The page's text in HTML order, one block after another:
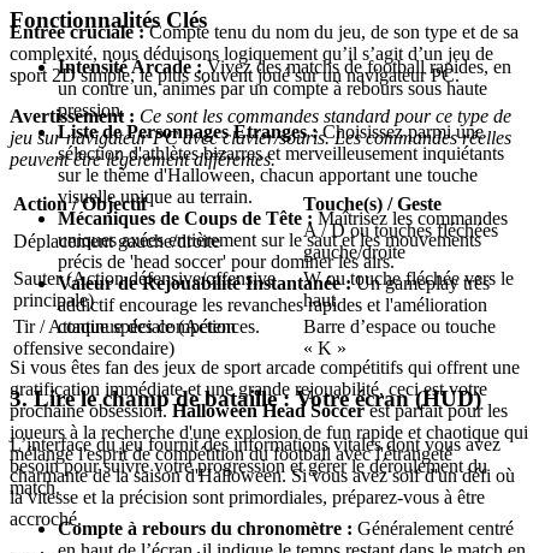
Fonctionnalités Clés
Intensité Arcade :Vivez des matchs de football rapides, en
un contre un, animés par un compte à rebours sous haute
pression.
Liste de Personnages Étranges :Choisissez parmi une
sélection d'athlètes bizarres et merveilleusement inquiétants
sur le thème d'Halloween, chacun apportant une touche
visuelle unique au terrain.
Mécaniques de Coups de Tête : Maîtrisez les commandes
uniques axées entièrement sur le saut et les mouvements
précis de 'head soccer' pour dominer les airs.
Valeur de Rejouabilité Instantanée :Un gameplay très
addictif encourage les revanches rapides et l'amélioration
continue des compétences.
Si vous êtes fan des jeux de sport arcade compétitifs qui offrent une
gratification immédiate et une grande rejouabilité, ceci est votre
prochaine obsession.Halloween Head Soccerest parfait pour les
joueurs à la recherche d'une explosion de fun rapide et chaotique qui
mélange l'esprit de compétition du football avec l'étrangeté
charmante de la saison d'Halloween. Si vous avez soif d'un défi où
la vitesse et la précision sont primordiales, préparez-vous à être
accroché.
Entrée cruciale :Compte tenu du nom du jeu, de son type et de sa
complexité, nous déduisons logiquement qu’il s’agit d’un jeu de
sport 2D simple, le plus souvent joué sur un navigateur PC.
Avertissement : Ce sont les commandes standard pour ce type de
jeu sur navigateur PC avec clavier/souris. Les commandes réelles
peuvent être légèrement différentes.
Action / Objectif
Touche(s) / Geste
Déplacement gauche/droite
A / D ou touches fléchées
gauche/droite
Sauter (Action défensive/offensive
principale)
W ou touche fléchée vers le
haut
Tir / Attaque spéciale (Action
offensive secondaire)
Barre d’espace ou touche
« K »
3. Lire le champ de bataille : Votre écran (HUD)
L’interface du jeu fournit des informations vitales dont vous avez
besoin pour suivre votre progression et gérer le déroulement du
match.
Compte à rebours du chronomètre : Généralement centré